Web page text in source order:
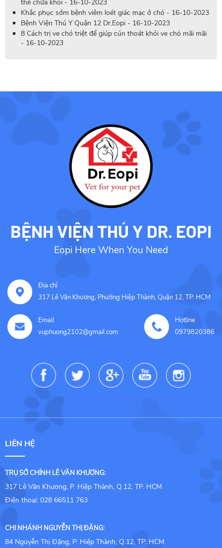
thể chữa khỏi - 16-10-2023
Khắc phục sớm bệnh viêm loét giác mạc ở chó - 16-10-2023
Bệnh Viện Thú Y Quận 12 Dr.Eopi - 16-10-2023
8 Cách trị ve chó triệt để giúp cún thoát khỏi ve chó mãi mãi
- 16-10-2023
BỆNH VIỆN THÚ Y DR. EOPI
Eopi Here When You Need
Địa chỉ
317 Lê Văn Khương, Phường Hiệp Thành, Quận 12, TP. HCM
Email
vuphuong2102@gmail.com
Hotline
0979820386
LIÊN HỆ
TRỤ SỞ CHÍNH LÊ VĂN KHƯƠNG:
317 Lê Văn Khương, P. Hiệp Thành, Q.12, TP. HCM
Điện thoại: 028 66511 763
CHI NHÁNH NGUYỄN THỊ ĐẶNG:
84 Nguyễn Thị Đặng, P. Hiệp Thành, Q.12, TP. HCM